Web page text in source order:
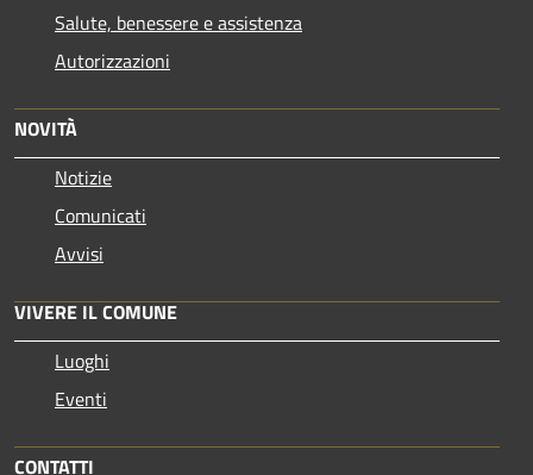
Salute, benessere e assistenza
Autorizzazioni
NOVITÀ
Notizie
Comunicati
Avvisi
VIVERE IL COMUNE
Luoghi
Eventi
CONTATTI